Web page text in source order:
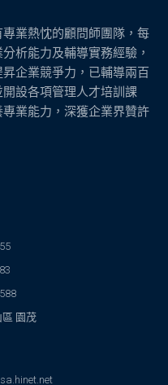
業熱忱的顧問師團隊，每
析能力及輔導實務經驗，
企業競爭力，已輔導兩百
設各項管理人才培訓課
業能力，深獲企業界贊許
區 園茂